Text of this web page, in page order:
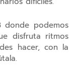
donde podemos
disfruta ritmos
hacer, con la